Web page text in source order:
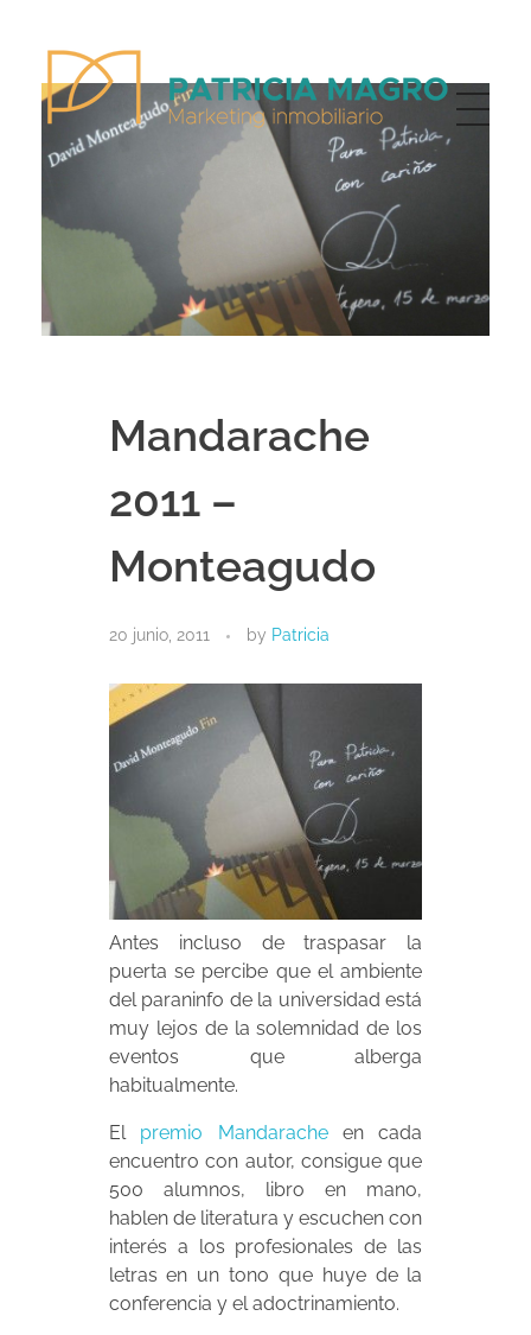
Mandarache
2011 –
Monteagudo
20 junio, 2011 by Patricia
Antes incluso de traspasar la
puerta se percibe que el ambiente
del paraninfo de la universidad está
muy lejos de la solemnidad de los
eventos que alberga
habitualmente.
El premio Mandaracheen cada
encuentro con autor, consigue que
500 alumnos, libro en mano,
hablen de literatura y escuchen con
interés a los profesionales de las
letras en un tono que huye de la
conferencia y el adoctrinamiento.